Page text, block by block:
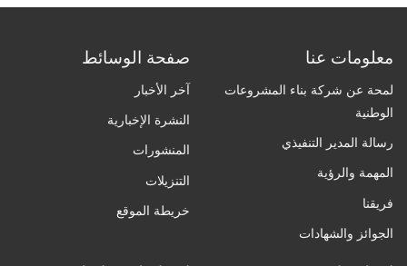
معلومات عنا
لمحة عن شركة بناء المشروعات
الوطنية
رسالة المدير التنفيذي
المهمة والرؤية
فريقنا
الجوائز والشهادات
صفحة الوسائط
آخر الأخبار
النشرة الإخبارية
المنشورات
التنزيلات
خريطة الموقع